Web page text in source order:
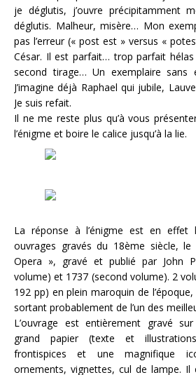
je déglutis, j’ouvre précipitamment
déglutis. Malheur, misère… Mon
pas l’erreur (« post est » versus «
César. Il est parfait… trop parfait hélas
second tirage… Un exemplaire sans
J’imagine déjà Raphael qui jubile,
Je suis refait.
Il ne me reste plus qu’à vous
l’énigme et boire le calice jusqu’à la lie.
La réponse à l’énigme est en effet
ouvrages gravés du 18ème siècle,
Opera », gravé et publié par John
volume) et 1737 (second volume). 2
192 pp) en plein maroquin de
sortant probablement de l’un des
L’ouvrage est entièrement gravé
grand papier (texte et
frontispices et une magnifique
ornements, vignettes, cul de lampe. Il